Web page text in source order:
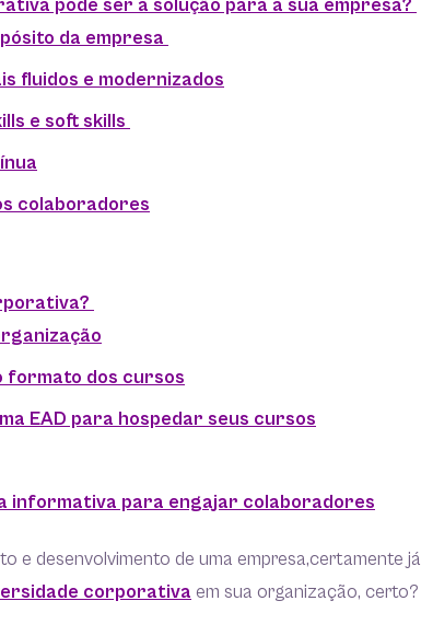
pode ser a solução para a sua empresa?
da empresa
fluidos e modernizados
e soft skills
colaboradores
formato dos cursos
EAD para hospedar seus cursos
informativa para engajar colaboradores
e desenvolvimento de uma empresa,certamente já
corporativa em sua organização, certo?